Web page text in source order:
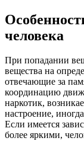
человека
При попадании
вещества на
отвечающие за
координацию
наркотик,
настроение,
Если имеется
более яркими,